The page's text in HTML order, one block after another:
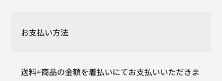
お支払い方法
送料+商品の金額を着払いにてお支払いいただきま